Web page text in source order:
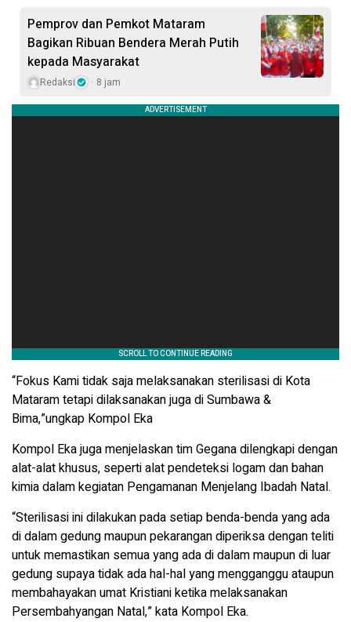
Pemprov dan Pemkot Mataram
Bagikan Ribuan Bendera Merah Putih
kepada Masyarakat
Redaksi 8 jam
“Fokus Kami tidak saja melaksanakan sterilisasi di Kota
Mataram tetapi dilaksanakan juga di Sumbawa &
Bima,”ungkap Kompol Eka
Kompol Eka juga menjelaskan tim Gegana dilengkapi dengan
alat-alat khusus, seperti alat pendeteksi logam dan bahan
kimia dalam kegiatan Pengamanan Menjelang Ibadah Natal.
“Sterilisasi ini dilakukan pada setiap benda-benda yang ada
di dalam gedung maupun pekarangan diperiksa dengan teliti
untuk memastikan semua yang ada di dalam maupun di luar
gedung supaya tidak ada hal-hal yang mengganggu ataupun
membahayakan umat Kristiani ketika melaksanakan
Persembahyangan Natal,” kata Kompol Eka.